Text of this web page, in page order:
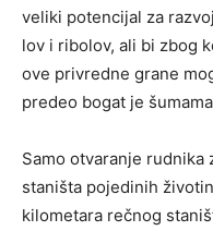
veliki potencijal za
lov i ribolov, ali bi zbog
ove privredne grane
predeo bogat je
Samo otvaranje
staništa pojedinih
kilometara rečnog